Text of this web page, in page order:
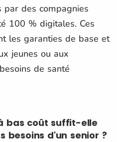
par des compagnies
100 % digitales. Ces
les garanties de base et
jeunes ou aux
de santé
bas coût suffit-elle
besoins d'un senior ?